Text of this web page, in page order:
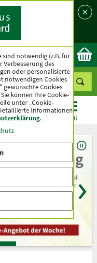
Ok
TOPSELLER MENÜ
sind notwendig (z.B. für
Verbesserung des
oder personalisierte
notwendigen Cookies
" gewünschte Cookies
können Ihre Cookie-
unter „Cookie-
Informationen
.